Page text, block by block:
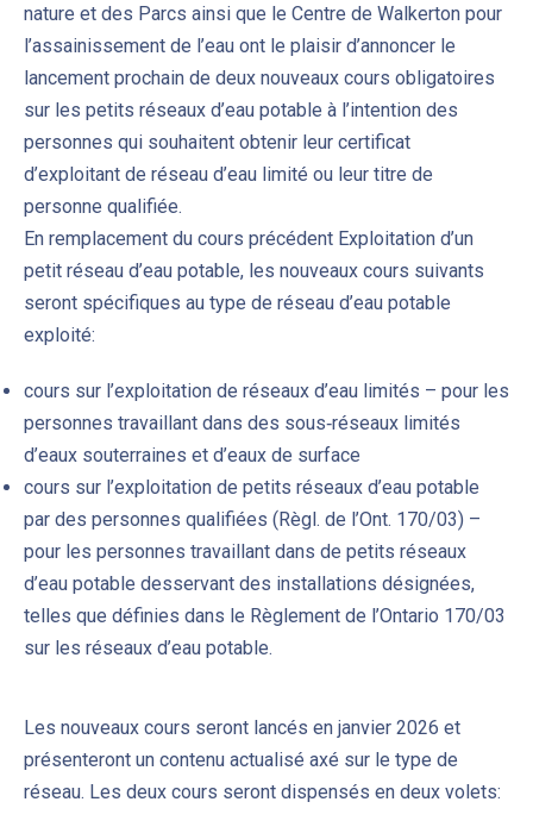
nature et des Parcs ainsi que le Centre de Walkerton pour
l’assainissement de l’eau ont le plaisir d’annoncer le
lancement prochain de deux nouveaux cours obligatoires
sur les petits réseaux d’eau potable à l’intention des
personnes qui souhaitent obtenir leur certificat
d’exploitant de réseau d’eau limité ou leur titre de
personne qualifiée.
En remplacement du cours précédent Exploitation d’un
petit réseau d’eau potable, les nouveaux cours suivants
seront spécifiques au type de réseau d’eau potable
exploité:
cours sur l’exploitation de réseaux d’eau limités – pour les
personnes travaillant dans des sous‑réseaux limités
d’eaux souterraines et d’eaux de surface
cours sur l’exploitation de petits réseaux d’eau potable
par des personnes qualifiées (Règl. de l’Ont. 170/03) –
pour les personnes travaillant dans de petits réseaux
d’eau potable desservant des installations désignées,
telles que définies dans le Règlement de l’Ontario 170/03
sur les réseaux d’eau potable.
Les nouveaux cours seront lancés en janvier 2026 et
présenteront un contenu actualisé axé sur le type de
réseau. Les deux cours seront dispensés en deux volets:
PREVIOUS